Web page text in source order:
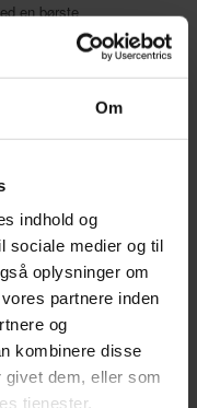
Om
indhold og
sociale medier og til
oplysninger om
partnere inden
og
kombinere disse
givet dem, eller som
tjenester.
en børste
smør og skallen
og bag det i